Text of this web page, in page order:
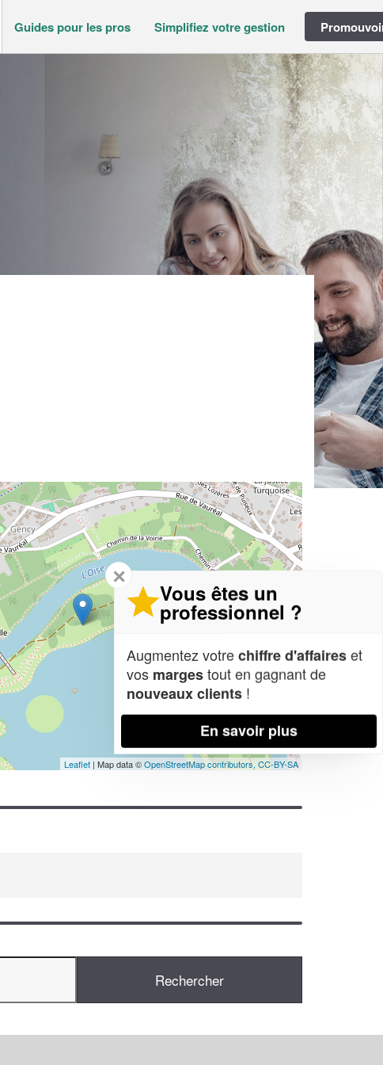
Guides pour les pros Simplifiez votre gestion
Leaflet | Map data ©OpenStreetMap contributors, CC-BY-SA
✕
Vous êtes un
professionnel ?
Augmentez votrechiffre d'affaireset
vos margestout en gagnant de
nouveaux clients !
En savoir plus